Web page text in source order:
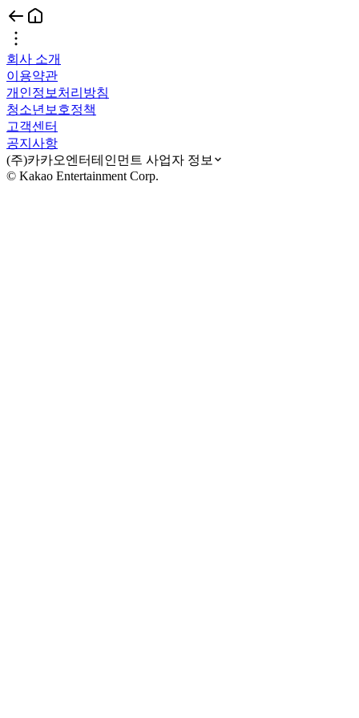
회사 소개
이용약관
개인정보처리방침
청소년보호정책
고객센터
공지사항
(주)카카오엔터테인먼트 사업자 정보
© Kakao Entertainment Corp.